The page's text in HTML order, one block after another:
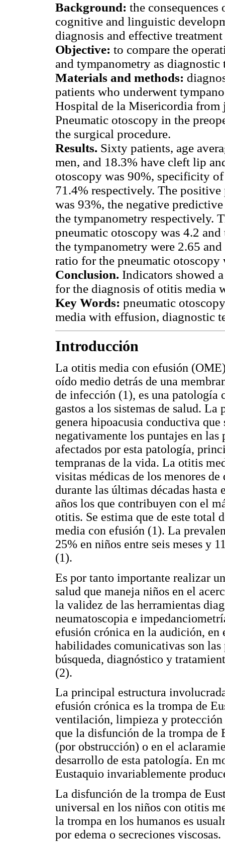
Background: the
cognitive and linguistic
diagnosis and effective
Objective: to compare the
and tympanometry as
Materials and methods:
patients who underwent
Hospital de la Misericordia from
Pneumatic otoscopy in the
the surgical procedure.
Results. Sixty patients, age
men, and 18.3% have cleft lip
otoscopy was 90%, specificity
71.4% respectively. The
was 93%, the negative
the tympanometry respectively.
pneumatic otoscopy was 4.2
the tympanometry were 2.65
ratio for the pneumatic otoscopy
Conclusion. Indicators showed
for the diagnosis of otitis media
Key Words: pneumatic
media with effusion, diagnostic
Introducción
La otitis media con efusión
oído medio detrás de una
de infección (1), es una patología
gastos a los sistemas de salud.
genera hipoacusia conductiva que
negativamente los puntajes en
afectados por esta patología,
tempranas de la vida. La otitis
visitas médicas de los menores
durante las últimas décadas hasta
años los que contribuyen con el
otitis. Se estima que de este total
media con efusión (1). La
25% en niños entre seis meses y
(1).
Es por tanto importante realizar
salud que maneja niños en el
la validez de las herramientas
neumatoscopia e
efusión crónica en la audición,
habilidades comunicativas son
búsqueda, diagnóstico y
(2).
La principal estructura
efusión crónica es la trompa de
ventilación, limpieza y protección
que la disfunción de la trompa de
(por obstrucción) o en el
desarrollo de esta patología. En
Eustaquio invariablemente
La disfunción de la trompa de
universal en los niños con otitis
la trompa en los humanos es
por edema o secreciones viscosas.